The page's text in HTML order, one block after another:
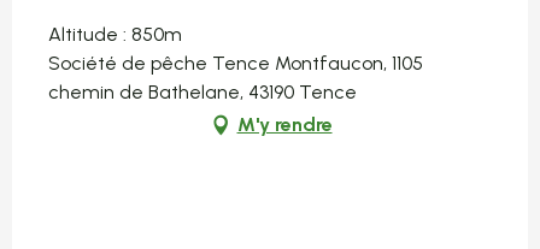
Altitude : 850m
Société de pêche Tence Montfaucon, 1105
chemin de Bathelane, 43190 Tence
M'y rendre